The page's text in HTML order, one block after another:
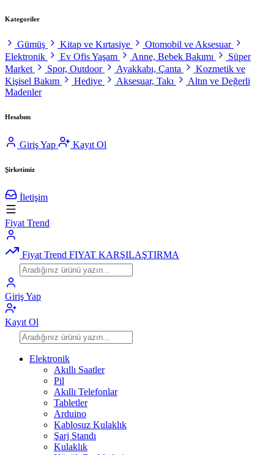
Kategoriler
Gümüş Kitap ve Kırtasiye
Otomobil ve Aksesuar
Elektronik
Ev Ofis Yaşam Anne, Bebek Bakımı
Süper
Market
Spor, Outdoor Ayakkabı, Çanta
Kozmetik ve
Kişisel Bakım
Hediye Aksesuar, Takı
Altın ve Değerli
Madenler
Hesabım
Giriş Yap Kayıt Ol
Şirketimiz
İletişim
Fiyat Trend
Fiyat Trend FIYAT KARŞILAŞTIRMA
Giriş Yap
Kayıt Ol
Elektronik
Akıllı Saatler
Pil
Akıllı Telefonlar
Tabletler
Arduino
Kablosuz Kulaklık
Şarj Standı
Kulaklık